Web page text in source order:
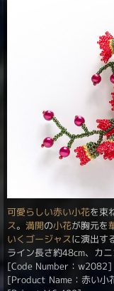
可愛らしい赤い小花を束
ス。 満開の小花が胸元を
いく ゴージャスに演出す
ライン長さ約48cm、カ
[Code Number：w2082]
[Product Name：赤い小